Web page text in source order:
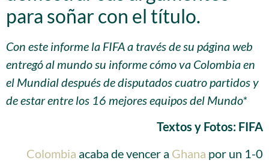
para soñar con el título.
Con este informe la FIFA a través de su página web
entregó al mundo su informe cómo va Colombia en
el Mundial después de disputados cuatro partidos y
de estar entre los 16 mejores equipos del Mundo*
Textos y Fotos: FIFA
Colombia acaba de vencer a Ghana por un 1-0